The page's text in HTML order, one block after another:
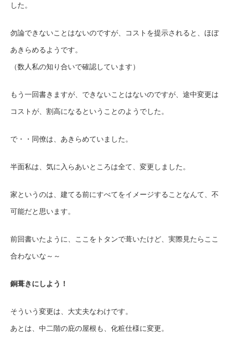
した。
勿論できないことはないのですが、コストを提示されると、ほぼ
あきらめるようです。
（数人私の知り合いで確認しています）
もう一回書きますが、できないことはないのですが、途中変更は
コストが、割高になるということのようでした。
で・・同僚は、あきらめていました。
半面私は、気に入らあいところは全て、変更しました。
家というのは、建てる前にすべてをイメージすることなんて、不
可能だと思います。
前回書いたように、ここをトタンで葺いたけど、実際見たらここ
合わないな～～
銅葺きにしよう！
そういう変更は、大丈夫なわけです。
あとは、中二階の庇の屋根も、化粧仕様に変更。